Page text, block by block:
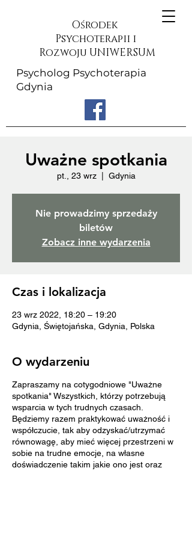
Ośrodek
Psychoterapii i
Rozwoju UNIWERSUM
Psycholog Psychoterapia
Gdynia
Uważne spotkania
pt., 23 wrz
  |
Gdynia
Nie prowadzimy sprzedaży
biletów
Zobacz inne wydarzenia
Czas i lokalizacja
23 wrz 2022, 18:20 – 19:20
Gdynia, Świętojańska, Gdynia, Polska
O wydarzeniu
Zapraszamy na cotygodniowe "Uważne
spotkania" Wszystkich, którzy potrzebują
wsparcia w tych trudnych czasach.
Będziemy razem praktykować uważność i
współczucie, tak aby odzyskać/utrzymać
równowagę, aby mieć więcej przestrzeni w
sobie na trudne emocje, na własne
doświadczenie takim jakie ono jest oraz